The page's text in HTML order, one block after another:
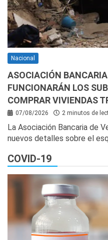
Nacional
ASOCIACIÓN
FUNCIONARÁN LOS
COMPRAR VIVIENDAS
07/08/2026 2 minutos de
La Asociación Bancaria de
nuevos detalles sobre el
COVID-19